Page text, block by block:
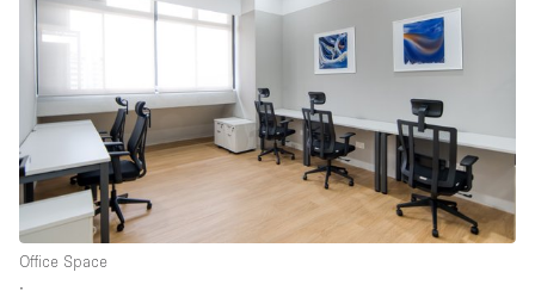
쇼핑몰
윗층
기타
Office Space
∙